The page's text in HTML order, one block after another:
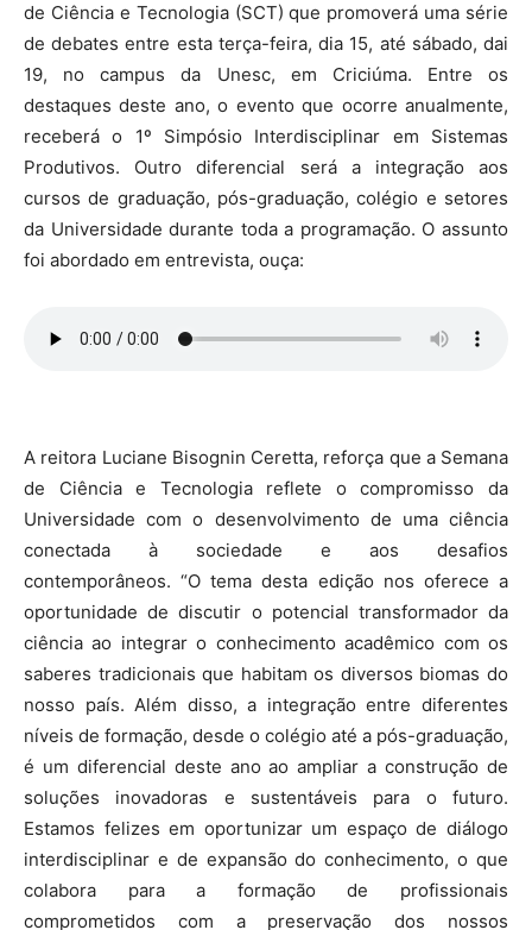
de Ciência e Tecnologia (SCT) que promoverá uma série
de debates entre esta terça-feira, dia 15, até sábado, dai
19, no campus da Unesc, em Criciúma. Entre os
destaques deste ano, o evento que ocorre anualmente,
receberá o 1º Simpósio Interdisciplinar em Sistemas
Produtivos. Outro diferencial será a integração aos
cursos de graduação, pós-graduação, colégio e setores
da Universidade durante toda a programação. O assunto
foi abordado em entrevista, ouça:
A reitora Luciane Bisognin Ceretta, reforça que a Semana
de Ciência e Tecnologia reflete o compromisso da
Universidade com o desenvolvimento de uma ciência
conectada à sociedade e aos desafios
contemporâneos. “O tema desta edição nos oferece a
oportunidade de discutir o potencial transformador da
ciência ao integrar o conhecimento acadêmico com os
saberes tradicionais que habitam os diversos biomas do
nosso país. Além disso, a integração entre diferentes
níveis de formação, desde o colégio até a pós-graduação,
é um diferencial deste ano ao ampliar a construção de
soluções inovadoras e sustentáveis para o futuro.
Estamos felizes em oportunizar um espaço de diálogo
interdisciplinar e de expansão do conhecimento, o que
colabora para a formação de profissionais
comprometidos com a preservação dos nossos